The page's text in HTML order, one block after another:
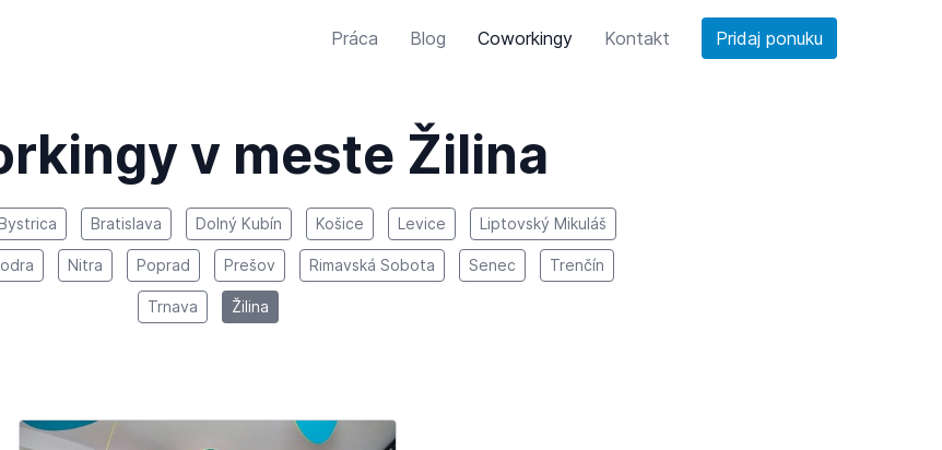
Práca Blog Coworkingy Kontakt Pridaj ponuku
v meste Žilina
Bratislava Dolný Kubín Košice Levice Liptovský Mikuláš
Nitra Poprad Prešov Rimavská Sobota Senec Trenčín
Trnava Žilina